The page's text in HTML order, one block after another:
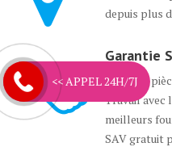
depuis plus
Garantie
Garantie
Travail avec
meilleurs
SAV gratuit
<< APPEL 24H/7J